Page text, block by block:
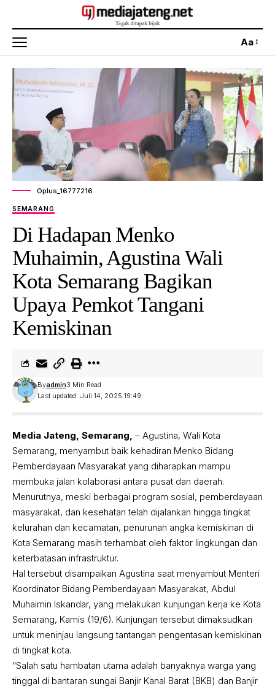
Aa
Oplus_16777216
SEMARANG
Di Hadapan Menko
Muhaimin, Agustina Wali
Kota Semarang Bagikan
Upaya Pemkot Tangani
Kemiskinan
Last updated: Juli 14, 2025 19:49
Byadmin3 Min Read
Media Jateng, Semarang, – Agustina, Wali Kota
Semarang, menyambut baik kehadiran Menko Bidang
Pemberdayaan Masyarakat yang diharapkan mampu
membuka jalan kolaborasi antara pusat dan daerah.
Menurutnya, meski berbagai program sosial, pemberdayaan
masyarakat, dan kesehatan telah dijalankan hingga tingkat
kelurahan dan kecamatan, penurunan angka kemiskinan di
Kota Semarang masih terhambat oleh faktor lingkungan dan
keterbatasan infrastruktur.
Hal tersebut disampaikan Agustina saat menyambut Menteri
Koordinator Bidang Pemberdayaan Masyarakat, Abdul
Muhaimin Iskandar, yang melakukan kunjungan kerja ke Kota
Semarang, Kamis (19/6). Kunjungan tersebut dimaksudkan
untuk meninjau langsung tantangan pengentasan kemiskinan
di tingkat kota.
“Salah satu hambatan utama adalah banyaknya warga yang
tinggal di bantaran sungai Banjir Kanal Barat (BKB) dan Banjir